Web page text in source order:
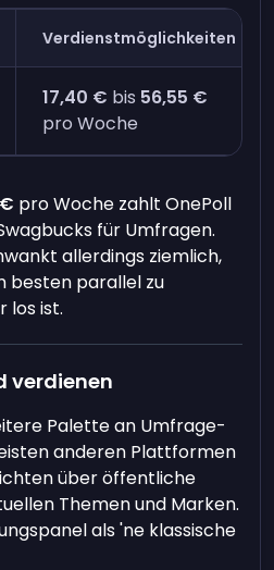
Verdienstmöglichkeiten
17,40 € bis 56,55 €
pro Woche
pro Woche zahlt OnePoll
für Umfragen.
allerdings ziemlich,
besten parallel zu
los ist.
verdienen
Palette an Umfrage-
anderen Plattformen
über öffentliche
Themen und Marken.
als 'ne klassische